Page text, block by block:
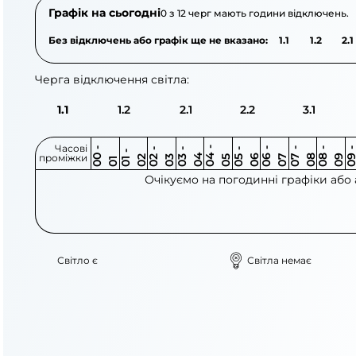
Графік на сьогодні0 з 12 черг мають години відключень.
Без відключень або графік ще не вказано: 1.1 1.2 2.1
Черга відключення світла:
1.1 1.2 2.1 2.2 3.1
Часові
проміжки 0
0
-
0 1 0
1
-
0 2 0 2
-
0 3 0 3
-
0 4 0 4
-
0 5 0 5
-
0 6 0 6
-
0 7 0 7
-
0 8 0 8
-
0 9 0
9
-
1
Очікуємо на погодинні графіки
Світло є Світла немає